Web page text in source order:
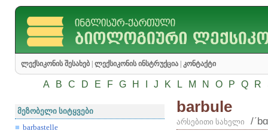
ლექსიკონის შესახებ ლექსიკონის ინსტრუქცია კონტაქტი
A B C D E F G H J K L M N O P Q R
მეზობელი სიტყვები
barbastelle
barbule
არსებითი სახელი /